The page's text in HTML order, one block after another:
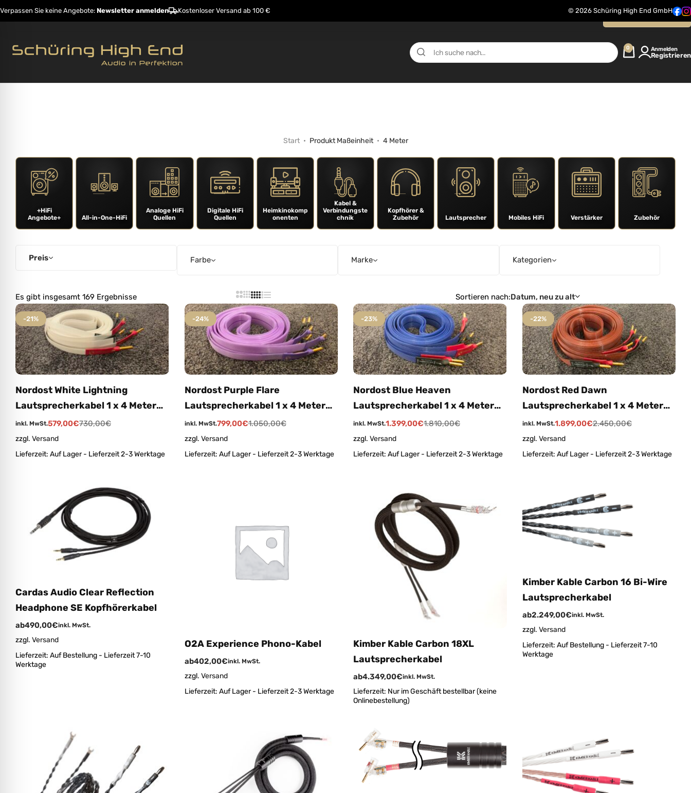
Verpassen Sie keine Angebote: Newsletter anmelden Kostenloser Versand ab 100 € © 2026 Schüring High End GmbH
0 Anmelden
Registrieren
Startseite Shop Hersteller Dienstleistungen Über uns Kontaktanfrage
Start Produkt Maßeinheit 4 Meter
+HiFi
Angebote+
All-in-One-HiFi
Analoge HiFi
Quellen
Digitale HiFi
Quellen
Heimkinokomp
onenten
Kabel &
Verbindungste
chnik
Kopfhörer &
Zubehör
Lautsprecher Mobiles HiFi Verstärker Zubehör
Preis Farbe Marke Kategorien
Es gibt insgesamt 169 Ergebnisse Sortieren nach:Datum, neu zu alt
-21%
Nordost White Lightning
Lautsprecherkabel 1 x 4 Meter
Bananenstecker (Angebot
Auslaufmodell / Aussteller nie
benutzt)
730,00€
579,00€
inkl. MwSt.
zzgl. Versand
Lieferzeit: Auf Lager - Lieferzeit 2-3 Werktage
-24%
Nordost Purple Flare
Lautsprecherkabel 1 x 4 Meter
Bananenstecker (Angebot
Auslaufmodell / Aussteller nie
benutzt)
1.050,00€
799,00€
inkl. MwSt.
zzgl. Versand
Lieferzeit: Auf Lager - Lieferzeit 2-3 Werktage
-23%
Nordost Blue Heaven
Lautsprecherkabel 1 x 4 Meter
Bananenstecker (Angebot
Auslaufmodell / Aussteller nie
benutzt)
1.810,00€
1.399,00€
inkl. MwSt.
zzgl. Versand
Lieferzeit: Auf Lager - Lieferzeit 2-3 Werktage
-22%
Nordost Red Dawn
Lautsprecherkabel 1 x 4 Meter
Bananenstecker (Angebot
Auslaufmodell / Aussteller nie
benutzt)
2.450,00€
1.899,00€
inkl. MwSt.
zzgl. Versand
Lieferzeit: Auf Lager - Lieferzeit 2-3 Werktage
Cardas Audio Clear Reflection
Headphone SE Kopfhörerkabel
ab490,00€inkl. MwSt.
zzgl. Versand
Lieferzeit: Auf Bestellung - Lieferzeit 7-10
Werktage
O2A Experience Phono-Kabel
ab402,00€inkl. MwSt.
zzgl. Versand
Lieferzeit: Auf Lager - Lieferzeit 2-3 Werktage
Kimber Kable Carbon 18XL
Lautsprecherkabel
ab4.349,00€inkl. MwSt.
Lieferzeit: Nur im Geschäft bestellbar (keine
Onlinebestellung)
Kimber Kable Carbon 16 Bi-Wire
Lautsprecherkabel
ab2.249,00€inkl. MwSt.
zzgl. Versand
Lieferzeit: Auf Bestellung - Lieferzeit 7-10
Werktage
sicherer Modus